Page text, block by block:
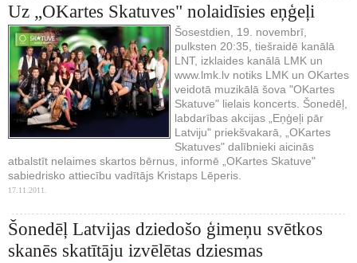
Uz „OKartes Skatuves" nolaidīsies eņģeļi
Šosestdien, 19. novembrī,
pulksten 20:35, tiešraidē kanālā
LNT, izklaides kanālā LMK un
www.lmk.lv notiks LMK un OKartes
veidotā muzikālā šova "OKartes
Skatuve" lielais koncerts. Šonedēļ,
labdarības akcijas „Eņģeļi pār
Latviju" priekšvakarā, „OKartes
Skatuves" dalībnieki aicinās
atbalstīt nelaimes skartos bērnus, informē „OKartes Skatuve"
sabiedrisko attiecību vadītājs Kristaps Lēperis.
17.11.2011.
Šonedēļ Latvijas dziedošo ģimeņu svētkos
skanēs skatītāju izvēlētas dziesmas